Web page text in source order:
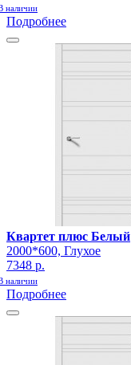
наличии
Подробнее
Квартет плюс Белый
2000*600, Глухое
7348 р.
наличии
Подробнее